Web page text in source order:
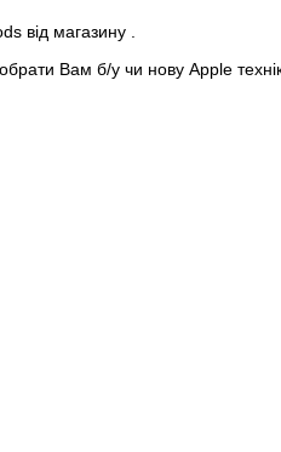
від магазину .
Вам б/у чи нову Apple